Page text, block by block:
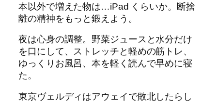
本以外で増えた物は…iPad くらいか。断捨
離の精神をもっと鍛えよう。
夜は心身の調整。野菜ジュースと水分だけ
を口にして、ストレッチと軽めの筋トレ、
ゆっくりお風呂、本を軽く読んで早めに寝
た。
東京ヴェルディはアウェイで敗北したらし